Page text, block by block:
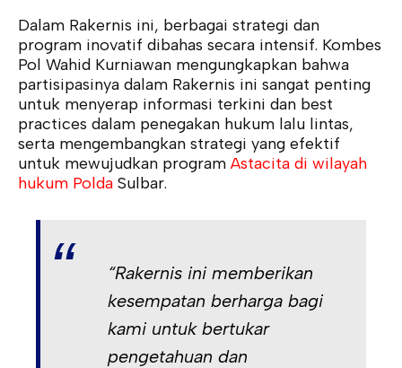
Dalam Rakernis ini, berbagai strategi dan
program inovatif dibahas secara intensif. Kombes
Pol Wahid Kurniawan mengungkapkan bahwa
partisipasinya dalam Rakernis ini sangat penting
untuk menyerap informasi terkini dan best
practices dalam penegakan hukum lalu lintas,
serta mengembangkan strategi yang efektif
untuk mewujudkan program Astacita di wilayah
hukum Polda Sulbar.
“Rakernis ini memberikan
kesempatan berharga bagi
kami untuk bertukar
pengetahuan dan